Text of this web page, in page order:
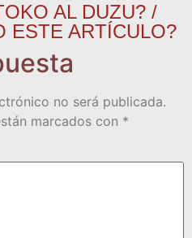
AL DUZU? /
ESTE ARTÍCULO?
no será publicada.
marcados con *